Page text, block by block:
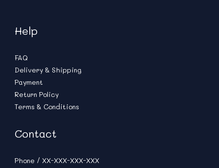
Help
FAQ
Delivery & Shipping
Payment
Return Policy
Terms & Conditions
Contact
Phone / XX-XXX-XXX-XXX